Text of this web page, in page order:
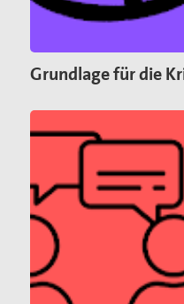
Grundlage für die